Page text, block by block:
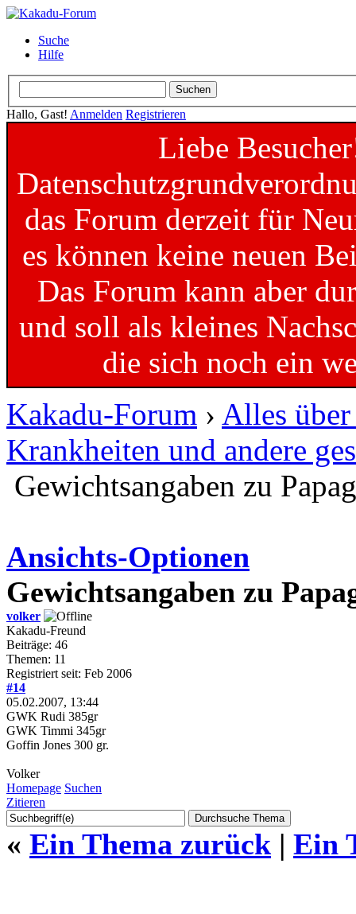
Suche
Hilfe
Hallo, Gast! Anmelden Registrieren
Liebe
das Forum derzeit für
es können keine neuen
Das Forum kann aber
und soll als kleines
die sich noch ein
Kakadu-Forum › Alles
Krankheiten und andere
Gewichtsangaben zu
Ansichts-Optionen
Gewichtsangaben zu
volker
Kakadu-Freund
Beiträge: 46
Themen: 11
Registriert seit: Feb 2006
#14
05.02.2007, 13:44
GWK Rudi 385gr
GWK Timmi 345gr
Goffin Jones 300 gr.
Volker
Homepage Suchen
Zitieren
« Ein Thema zurück | Ein